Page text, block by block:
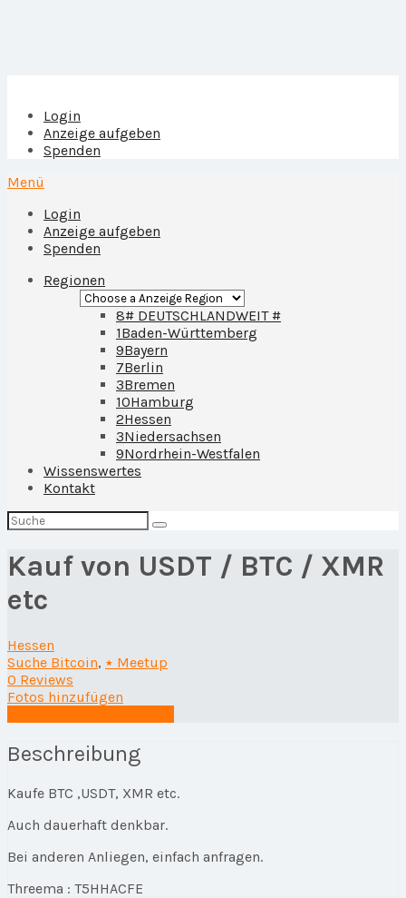
Login
Anzeige aufgeben
Spenden
Menü
Login
Anzeige aufgeben
Spenden
Regionen
8# DEUTSCHLANDWEIT #
1Baden-Württemberg
9Bayern
7Berlin
3Bremen
10Hamburg
2Hessen
3Niedersachsen
9Nordrhein-Westfalen
Wissenswertes
Kontakt
Suchen
nach:
Kauf von USDT / BTC / XMR
etc
Hessen
Suche Bitcoin,
٭ Meetup
0 Reviews
Fotos hinzufügen
Beschreibung
Kaufe BTC ,USDT, XMR etc.
Auch dauerhaft denkbar.
Bei anderen Anliegen, einfach anfragen.
Threema : T5HHACFE